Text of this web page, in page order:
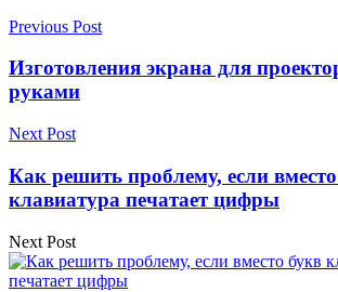
Previous Post
Изготовления экрана для
руками
Next Post
Как решить проблему, если
клавиатура печатает цифры
Next Post